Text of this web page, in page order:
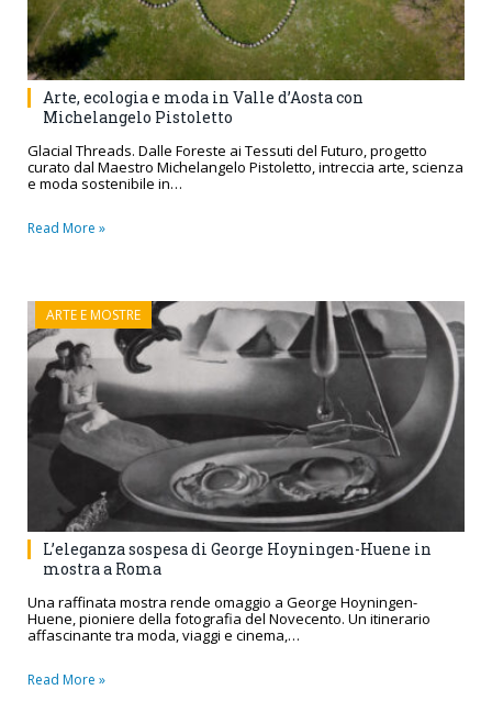
Arte, ecologia e moda in Valle d’Aosta con
Michelangelo Pistoletto
Glacial Threads. Dalle Foreste ai Tessuti del Futuro, progetto
curato dal Maestro Michelangelo Pistoletto, intreccia arte, scienza
e moda sostenibile in…
Read More »
ARTE E MOSTRE
L’eleganza sospesa di George Hoyningen-Huene in
mostra a Roma
Una raffinata mostra rende omaggio a George Hoyningen-
Huene, pioniere della fotografia del Novecento. Un itinerario
affascinante tra moda, viaggi e cinema,…
Read More »